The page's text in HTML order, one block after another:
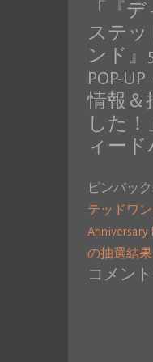
投
稿:
「
『
ステッ
ンド』
POP-
情報＆
した！
ィード
ピンバック:
テッドワ
Anniversary
の抽選結
コメン